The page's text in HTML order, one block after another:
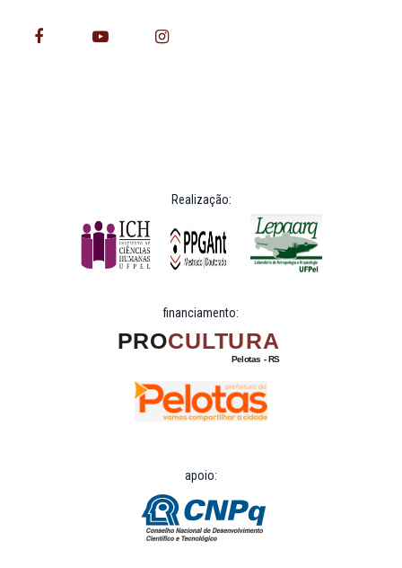
Realização:
financiamento:
apoio: